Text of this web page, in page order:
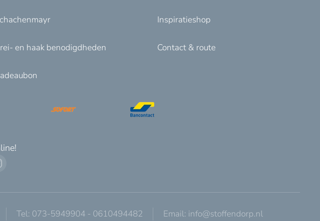
en haak benodigdheden
Inspiratieshop
Contact & route
Tel: 073-5949904 - 0610494482 Email: info@stoffendorp.nl